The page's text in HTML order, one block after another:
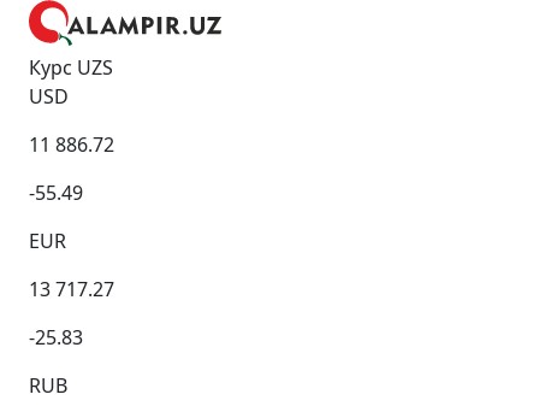
Курс UZS
USD
11 886.72
-55.49
EUR
13 717.27
-25.83
RUB